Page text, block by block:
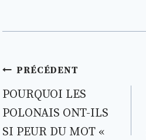
Navigation
de
l’article
PRÉCÉDENT
POURQUOI LES
POLONAIS ONT-ILS
SI PEUR DU MOT «